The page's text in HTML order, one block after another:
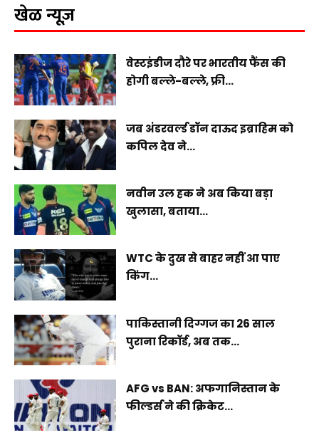
खेळ न्यूज़
वेस्टइंडीज दौरे पर भारतीय फैंस की
होगी बल्ले-बल्ले, फ्री...
जब अंडरवर्ल्ड डॉन दाऊद इब्राहिम को
कपिल देव ने...
नवीन उल हक ने अब किया बड़ा
खुलासा, बताया...
WTC के दुख से बाहर नहीं आ पाए
किंग...
पाकिस्तानी दिग्गज का 26 साल
पुराना रिकॉर्ड, अब तक...
AFG vs BAN: अफगानिस्तान के
फील्डर्स ने की क्रिकेट...